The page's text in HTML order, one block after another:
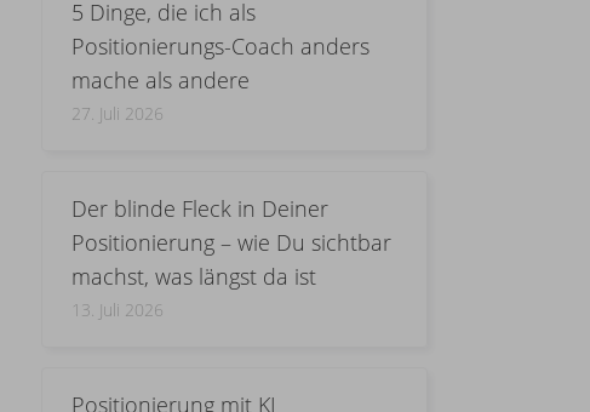
5 Dinge, die ich als
Positionierungs-Coach anders
mache als andere
27. Juli 2026
Der blinde Fleck in Deiner
Positionierung – wie Du sichtbar
machst, was längst da ist
13. Juli 2026
Positionierung mit KI